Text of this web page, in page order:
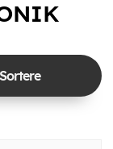
Sortere